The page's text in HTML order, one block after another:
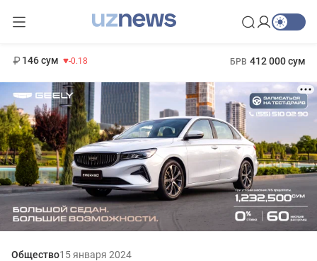
146 сум -0.18 БРВ 412 000 сум
Общество15 января 2024